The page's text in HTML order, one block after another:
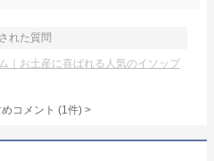
れた質問
｜お土産に喜ばれる人気のイソップ
コメント (1件) >